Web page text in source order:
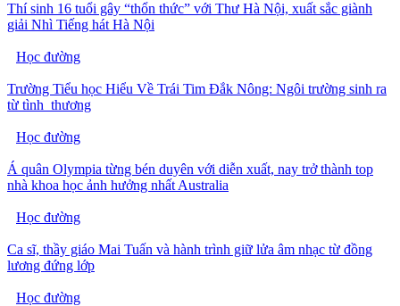
Thí sinh 16 tuổi gây “thổn thức” với Thư Hà Nội, xuất sắc giành
giải Nhì Tiếng hát Hà Nội
Học đường
Trường Tiểu học Hiểu Về Trái Tim Đắk Nông: Ngôi trường sinh ra
từ tình thương
Học đường
Á quân Olympia từng bén duyên với diễn xuất, nay trở thành top
nhà khoa học ảnh hưởng nhất Australia
Học đường
Ca sĩ, thầy giáo Mai Tuấn và hành trình giữ lửa âm nhạc từ đồng
lương đứng lớp
Học đường